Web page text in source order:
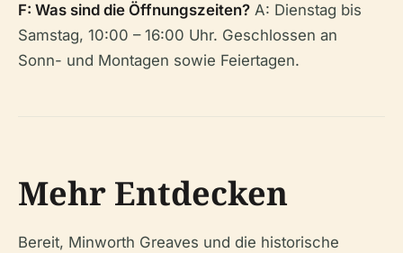
F: Was sind die Öffnungszeiten? A: Dienstag bis
Samstag, 10:00 – 16:00 Uhr. Geschlossen an
Sonn- und Montagen sowie Feiertagen.
Mehr Entdecken
Bereit, Minworth Greaves und die historische